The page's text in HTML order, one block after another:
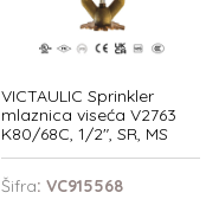
VICTAULIC Sprinkler
mlaznica viseća V2763
K80/68C, 1/2", SR, MS
Šifra: VC915568